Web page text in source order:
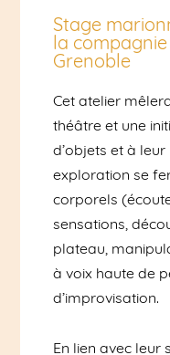
Stage
la compagnie
Grenoble
Cet atelier
théâtre et une
d’objets et à
exploration se
corporels
sensations,
plateau,
à voix haute de
d’improvisation.
En lien avec leur